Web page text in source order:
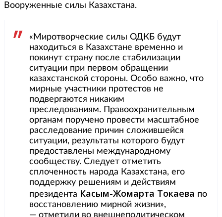
Вооруженные силы Казахстана.
«Миротворческие силы ОДКБ будут
находиться в Казахстане временно и
покинут страну после стабилизации
ситуации при первом обращении
казахстанской стороны. Особо важно, что
мирные участники протестов не
подвергаются никаким
преследованиям. Правоохранительным
органам поручено провести масштабное
расследование причин сложившейся
ситуации, результаты которого будут
предоставлены международному
сообществу. Следует отметить
сплоченность народа Казахстана, его
поддержку решениям и действиям
президента Касым-Жомарта Токаева по
восстановлению мирной жизни»,
— отметили во внешнеполитическом